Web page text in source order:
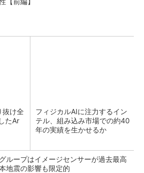
抜け全
たAr
フィジカルAIに注力するイン
テル、組み込み市場での約40
年の実績を生かせるか
ループはイメージセンサーが過去最高
地震の影響も限定的